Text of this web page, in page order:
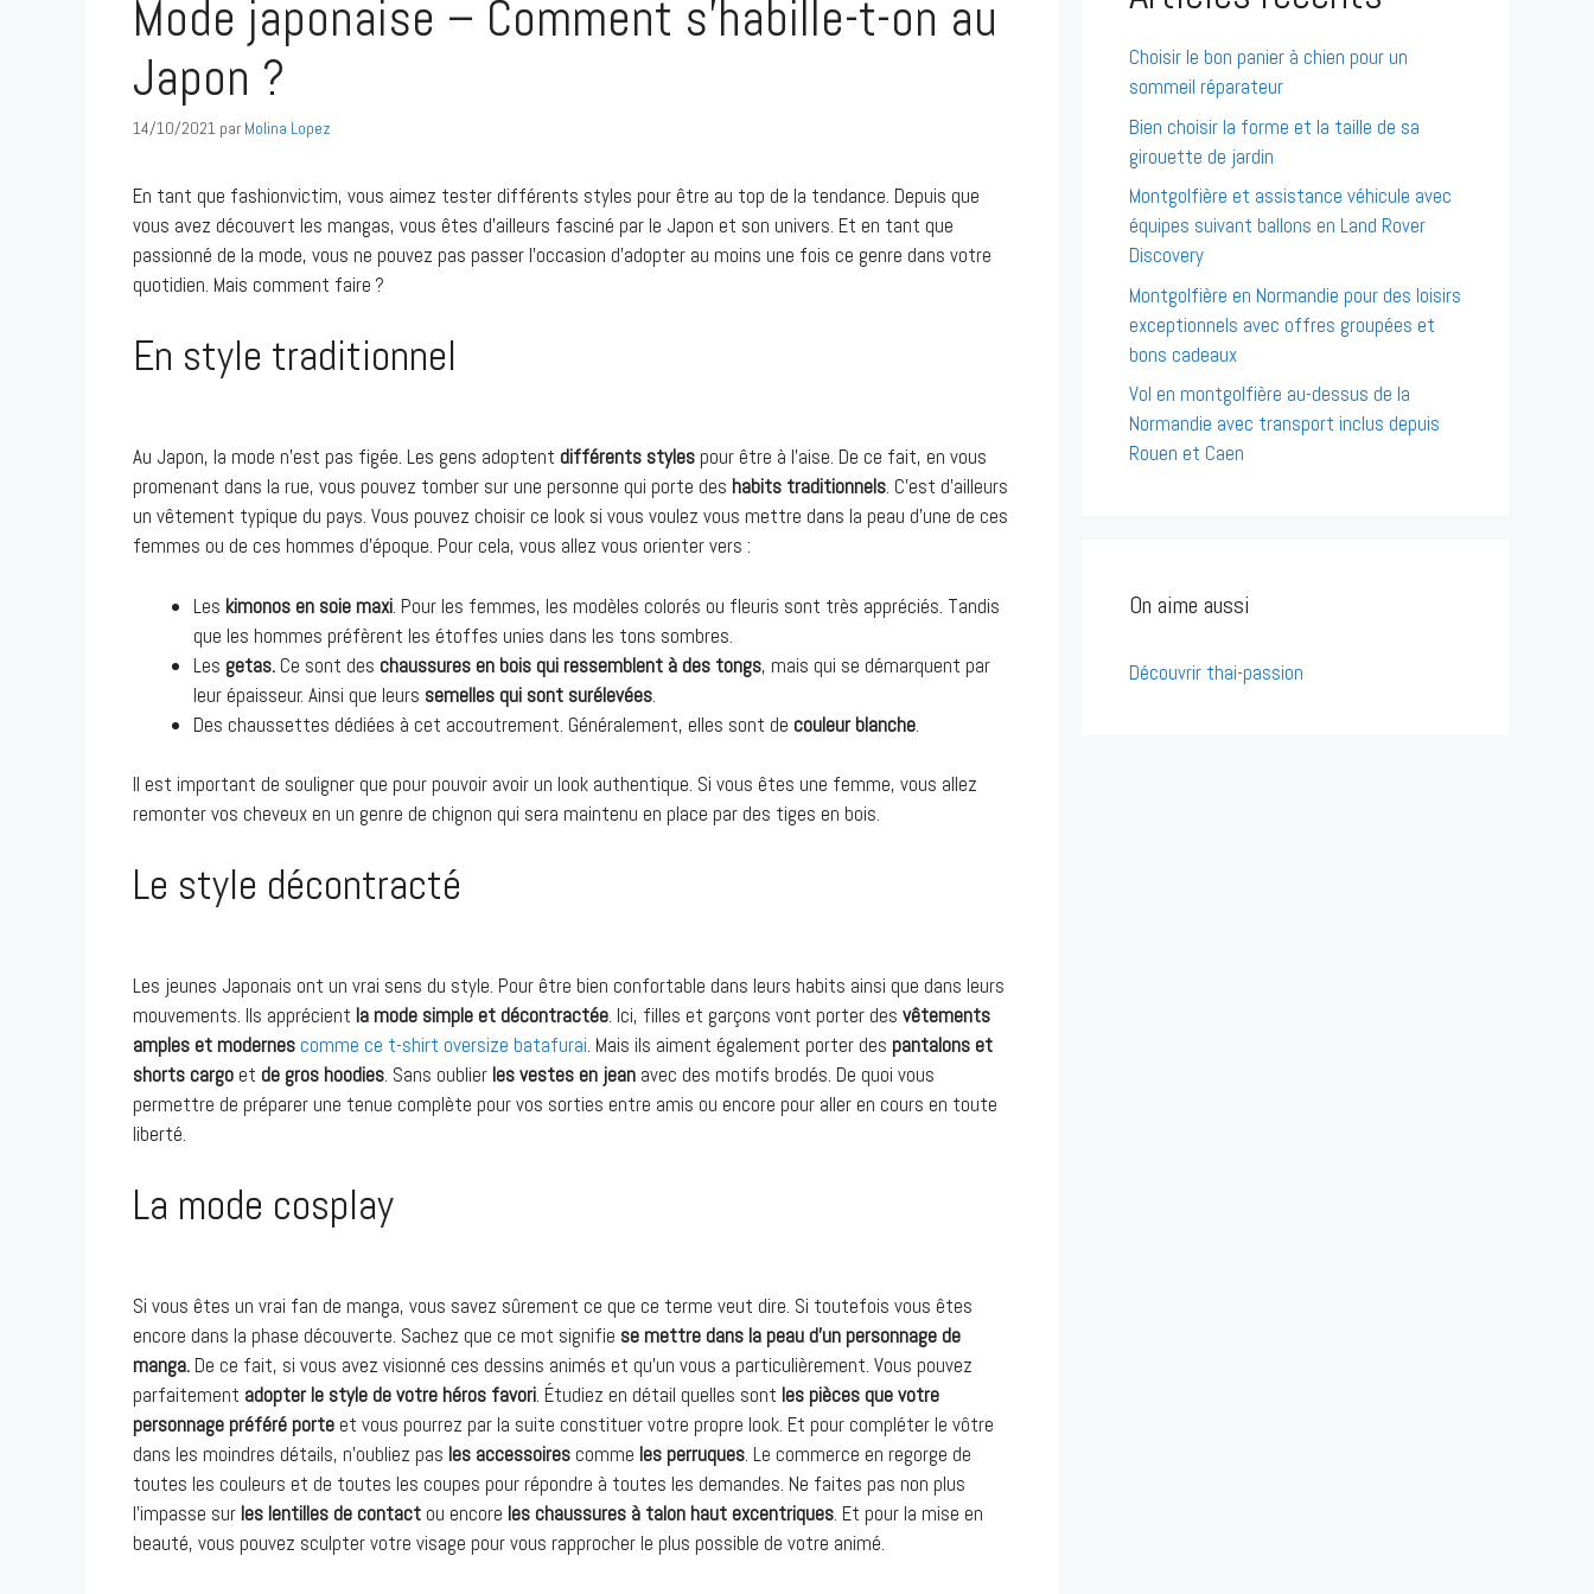
Mode japonaise – Comment s’habille-t-on au
Japon ?
14/10/2021 par Molina Lopez
En tant que fashionvictim, vous aimez tester différents styles pour être au top de la tendance. Depuis que
vous avez découvert les mangas, vous êtes d’ailleurs fasciné par le Japon et son univers. Et en tant que
passionné de la mode, vous ne pouvez pas passer l’occasion d’adopter au moins une fois ce genre dans votre
quotidien. Mais comment faire ?
En style traditionnel
Au Japon, la mode n’est pas figée. Les gens adoptent différents styles pour être à l’aise. De ce fait, en vous
promenant dans la rue, vous pouvez tomber sur une personne qui porte des habits traditionnels. C’est d’ailleurs
un vêtement typique du pays. Vous pouvez choisir ce look si vous voulez vous mettre dans la peau d’une de ces
femmes ou de ces hommes d’époque. Pour cela, vous allez vous orienter vers :
Les kimonos en soie maxi. Pour les femmes, les modèles colorés ou fleuris sont très appréciés. Tandis
que les hommes préfèrent les étoffes unies dans les tons sombres.
Les getas. Ce sont des chaussures en bois qui ressemblent à des tongs, mais qui se démarquent par
leur épaisseur. Ainsi que leurs semelles qui sont surélevées.
Des chaussettes dédiées à cet accoutrement. Généralement, elles sont de couleur blanche.
Il est important de souligner que pour pouvoir avoir un look authentique. Si vous êtes une femme, vous allez
remonter vos cheveux en un genre de chignon qui sera maintenu en place par des tiges en bois.
Le style décontracté
Les jeunes Japonais ont un vrai sens du style. Pour être bien confortable dans leurs habits ainsi que dans leurs
mouvements. Ils apprécient la mode simple et décontractée. Ici, filles et garçons vont porter des vêtements
amples et modernes comme ce t-shirt oversize batafurai. Mais ils aiment également porter des pantalons et
shorts cargo et de gros hoodies. Sans oublier les vestes en jean avec des motifs brodés. De quoi vous
permettre de préparer une tenue complète pour vos sorties entre amis ou encore pour aller en cours en toute
liberté.
La mode cosplay
Si vous êtes un vrai fan de manga, vous savez sûrement ce que ce terme veut dire. Si toutefois vous êtes
encore dans la phase découverte. Sachez que ce mot signifie se mettre dans la peau d’un personnage de
manga. De ce fait, si vous avez visionné ces dessins animés et qu’un vous a particulièrement. Vous pouvez
parfaitement adopter le style de votre héros favori. Étudiez en détail quelles sont les pièces que votre
personnage préféré porte et vous pourrez par la suite constituer votre propre look. Et pour compléter le vôtre
dans les moindres détails, n’oubliez pas les accessoires comme les perruques. Le commerce en regorge de
toutes les couleurs et de toutes les coupes pour répondre à toutes les demandes. Ne faites pas non plus
l’impasse sur les lentilles de contact ou encore les chaussures à talon haut excentriques. Et pour la mise en
beauté, vous pouvez sculpter votre visage pour vous rapprocher le plus possible de votre animé.
Choisir le bon panier à chien pour un
sommeil réparateur
Bien choisir la forme et la taille de sa
girouette de jardin
Montgolfière et assistance véhicule avec
équipes suivant ballons en Land Rover
Discovery
Montgolfière en Normandie pour des loisirs
exceptionnels avec offres groupées et
bons cadeaux
Vol en montgolfière au-dessus de la
Normandie avec transport inclus depuis
Rouen et Caen
On aime aussi
Découvrir thai-passion